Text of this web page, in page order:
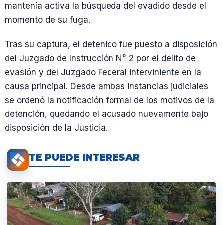
mantenía activa la búsqueda del evadido desde el
momento de su fuga.
Tras su captura, el detenido fue puesto a disposición
del Juzgado de Instrucción N° 2 por el delito de
evasión y del Juzgado Federal interviniente en la
causa principal. Desde ambas instancias judiciales
se ordenó la notificación formal de los motivos de la
detención, quedando el acusado nuevamente bajo
disposición de la Justicia.
TE PUEDE INTERESAR